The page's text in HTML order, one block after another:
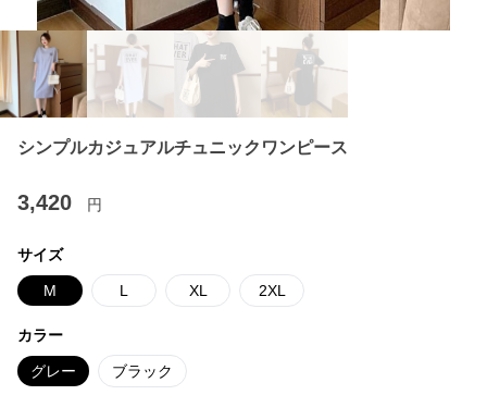
シンプルカジュアルチュニックワンピース
3,420 円
サイズ
M L XL 2XL
カラー
グレー ブラック